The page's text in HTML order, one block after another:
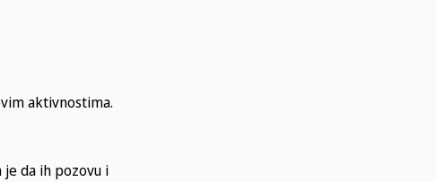
aktivnostima.
da ih pozovu i